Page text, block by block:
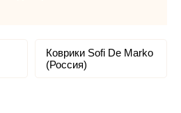
Коврики Sofi De Marko
(Россия)